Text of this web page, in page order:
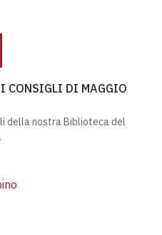
CONSIGLI DI MAGGIO
della nostra Biblioteca del